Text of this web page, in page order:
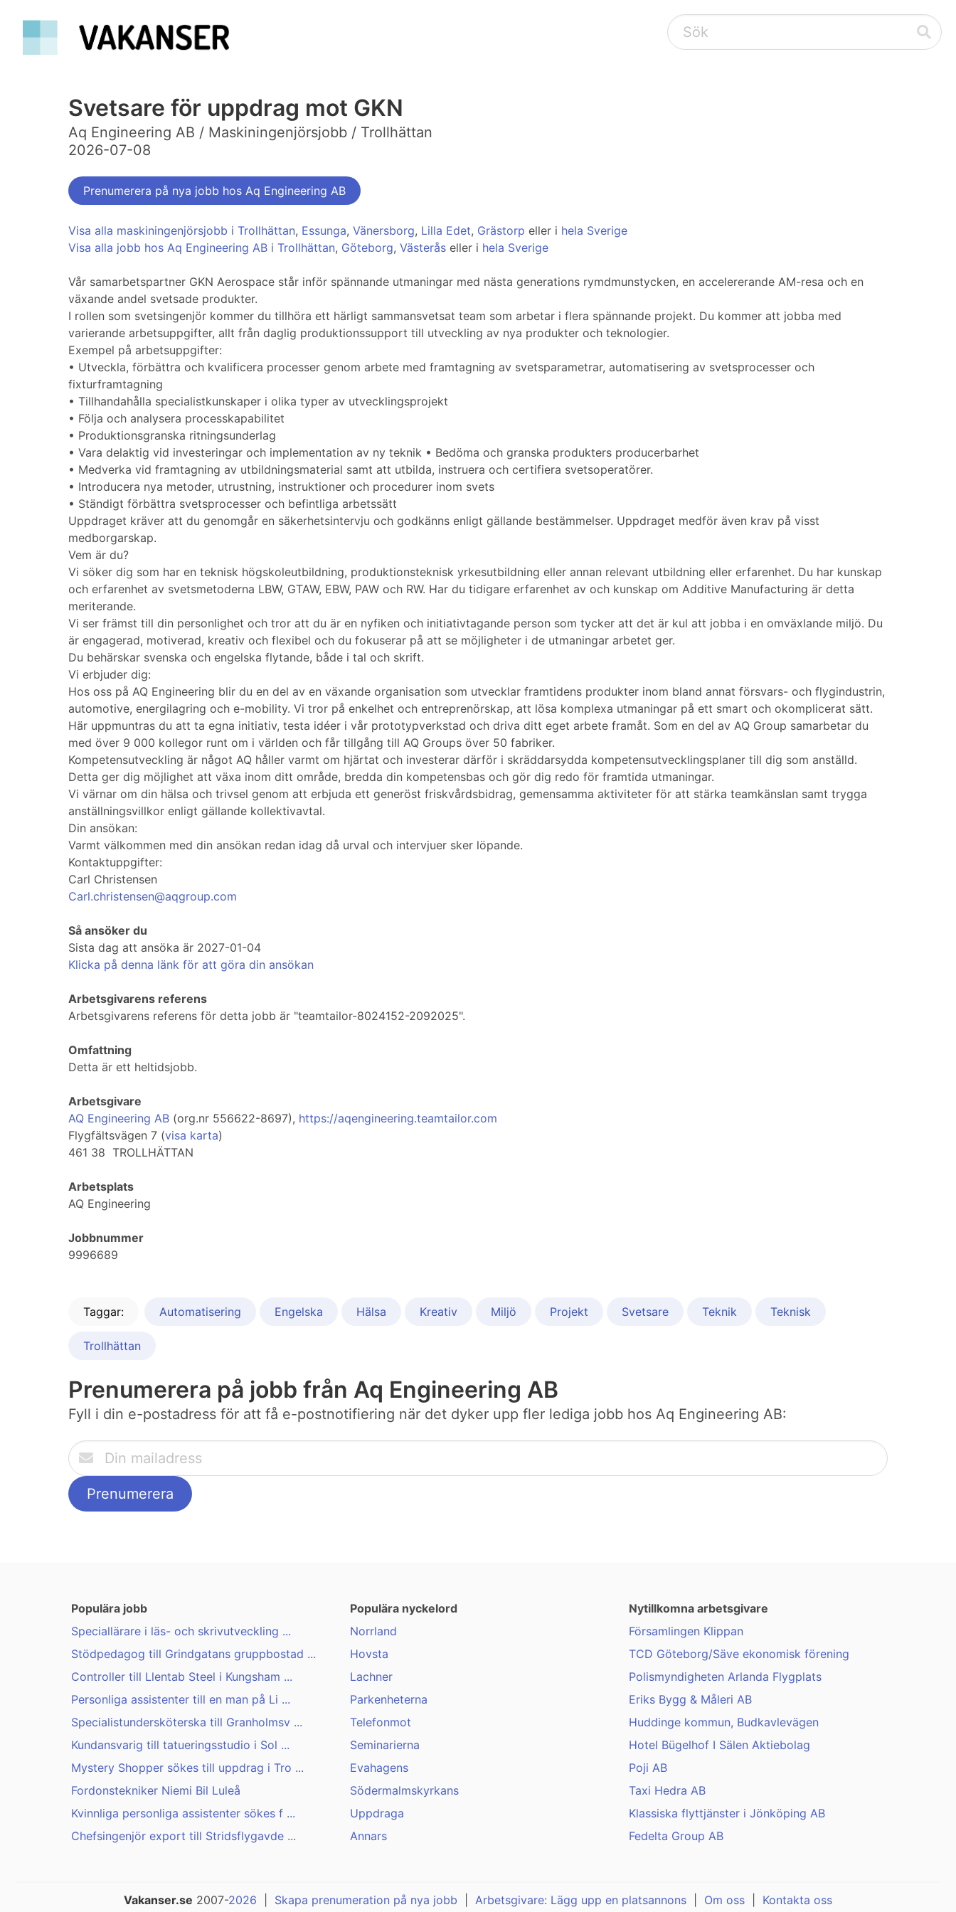
Svetsare för uppdrag mot GKN
Aq Engineering AB / Maskiningenjörsjobb / Trollhättan
2026-07-08
Prenumerera på nya jobb hos Aq Engineering AB
Visa alla maskiningenjörsjobb i Trollhättan, Essunga, Vänersborg, Lilla Edet, Grästorp eller i hela Sverige
Visa alla jobb hos Aq Engineering AB i Trollhättan, Göteborg, Västerås eller i hela Sverige
Vår samarbetspartner GKN Aerospace står inför spännande utmaningar med nästa generations rymdmunstycken, en accelererande AM-resa och en
växande andel svetsade produkter.
I rollen som svetsingenjör kommer du tillhöra ett härligt sammansvetsat team som arbetar i flera spännande projekt. Du kommer att jobba med
varierande arbetsuppgifter, allt från daglig produktionssupport till utveckling av nya produkter och teknologier.
Exempel på arbetsuppgifter:
• Utveckla, förbättra och kvalificera processer genom arbete med framtagning av svetsparametrar, automatisering av svetsprocesser och
fixturframtagning
• Tillhandahålla specialistkunskaper i olika typer av utvecklingsprojekt
• Följa och analysera processkapabilitet
• Produktionsgranska ritningsunderlag
• Vara delaktig vid investeringar och implementation av ny teknik • Bedöma och granska produkters producerbarhet
• Medverka vid framtagning av utbildningsmaterial samt att utbilda, instruera och certifiera svetsoperatörer.
• Introducera nya metoder, utrustning, instruktioner och procedurer inom svets
• Ständigt förbättra svetsprocesser och befintliga arbetssätt
Uppdraget kräver att du genomgår en säkerhetsintervju och godkänns enligt gällande bestämmelser. Uppdraget medför även krav på visst
medborgarskap.
Vem är du?
Vi söker dig som har en teknisk högskoleutbildning, produktionsteknisk yrkesutbildning eller annan relevant utbildning eller erfarenhet. Du har kunskap
och erfarenhet av svetsmetoderna LBW, GTAW, EBW, PAW och RW. Har du tidigare erfarenhet av och kunskap om Additive Manufacturing är detta
meriterande.
Vi ser främst till din personlighet och tror att du är en nyfiken och initiativtagande person som tycker att det är kul att jobba i en omväxlande miljö. Du
är engagerad, motiverad, kreativ och flexibel och du fokuserar på att se möjligheter i de utmaningar arbetet ger.
Du behärskar svenska och engelska flytande, både i tal och skrift.
Vi erbjuder dig:
Hos oss på AQ Engineering blir du en del av en växande organisation som utvecklar framtidens produkter inom bland annat försvars- och flygindustrin,
automotive, energilagring och e-mobility. Vi tror på enkelhet och entreprenörskap, att lösa komplexa utmaningar på ett smart och okomplicerat sätt.
Här uppmuntras du att ta egna initiativ, testa idéer i vår prototypverkstad och driva ditt eget arbete framåt. Som en del av AQ Group samarbetar du
med över 9 000 kollegor runt om i världen och får tillgång till AQ Groups över 50 fabriker.
Kompetensutveckling är något AQ håller varmt om hjärtat och investerar därför i skräddarsydda kompetensutvecklingsplaner till dig som anställd.
Detta ger dig möjlighet att växa inom ditt område, bredda din kompetensbas och gör dig redo för framtida utmaningar.
Vi värnar om din hälsa och trivsel genom att erbjuda ett generöst friskvårdsbidrag, gemensamma aktiviteter för att stärka teamkänslan samt trygga
anställningsvillkor enligt gällande kollektivavtal.
Din ansökan:
Varmt välkommen med din ansökan redan idag då urval och intervjuer sker löpande.
Kontaktuppgifter:
Carl Christensen
Carl.christensen@aqgroup.com
Så ansöker du
Sista dag att ansöka är 2027-01-04
Klicka på denna länk för att göra din ansökan
Arbetsgivarens referens
Arbetsgivarens referens för detta jobb är "teamtailor-8024152-2092025".
Omfattning
Detta är ett heltidsjobb.
Arbetsgivare
AQ Engineering AB (org.nr 556622-8697), https://aqengineering.teamtailor.com
Flygfältsvägen 7 (visa karta)
461 38 TROLLHÄTTAN
Arbetsplats
AQ Engineering
Jobbnummer
9996689
Taggar: Automatisering Engelska Hälsa Kreativ Miljö Projekt Svetsare Teknik Teknisk
Trollhättan
Prenumerera på jobb från Aq Engineering AB
Fyll i din e-postadress för att få e-postnotifiering när det dyker upp fler lediga jobb hos Aq Engineering AB:
Populära jobb
Speciallärare i läs- och skrivutveckling ...
Stödpedagog till Grindgatans gruppbostad ...
Controller till Llentab Steel i Kungsham ...
Personliga assistenter till en man på Li ...
Specialistundersköterska till Granholmsv ...
Kundansvarig till tatueringsstudio i Sol ...
Mystery Shopper sökes till uppdrag i Tro ...
Fordonstekniker Niemi Bil Luleå
Kvinnliga personliga assistenter sökes f ...
Chefsingenjör export till Stridsflygavde ...
Populära nyckelord
Norrland
Hovsta
Lachner
Parkenheterna
Telefonmot
Seminarierna
Evahagens
Södermalmskyrkans
Uppdraga
Annars
Nytillkomna arbetsgivare
Församlingen Klippan
TCD Göteborg/Säve ekonomisk förening
Polismyndigheten Arlanda Flygplats
Eriks Bygg & Måleri AB
Huddinge kommun, Budkavlevägen
Hotel Bügelhof I Sälen Aktiebolag
Poji AB
Taxi Hedra AB
Klassiska flyttjänster i Jönköping AB
Fedelta Group AB
Vakanser.se 2007-2026 Skapa prenumeration på nya jobb Arbetsgivare: Lägg upp en platsannons Om oss Kontakta oss